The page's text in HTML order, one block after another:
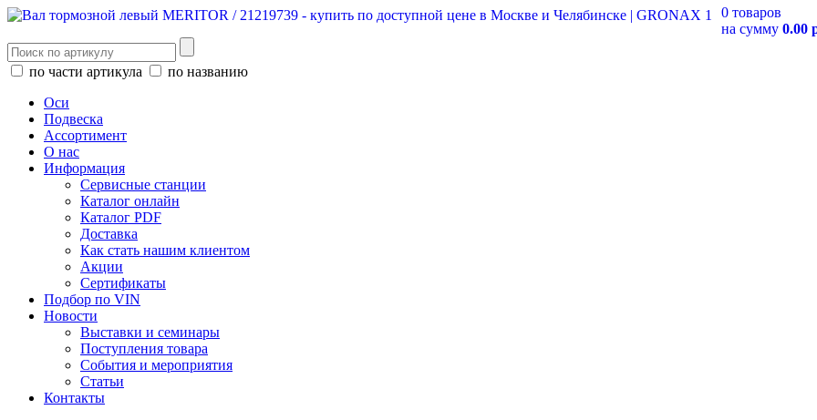
0 товаров
на сумму 0.00
по части артикула
по названию
Оси
Подвеска
Ассортимент
О нас
Информация
Сервисные станции
Каталог онлайн
Каталог PDF
Доставка
Как стать нашим клиентом
Акции
Сертификаты
Подбор по VIN
Новости
Выставки и семинары
Поступления товара
События и мероприятия
Статьи
Контакты